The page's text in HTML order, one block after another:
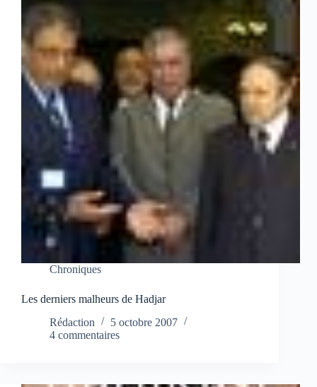
Chroniques
Les derniers malheurs de Hadjar
Rédaction
5 octobre 2007
4 commentaires